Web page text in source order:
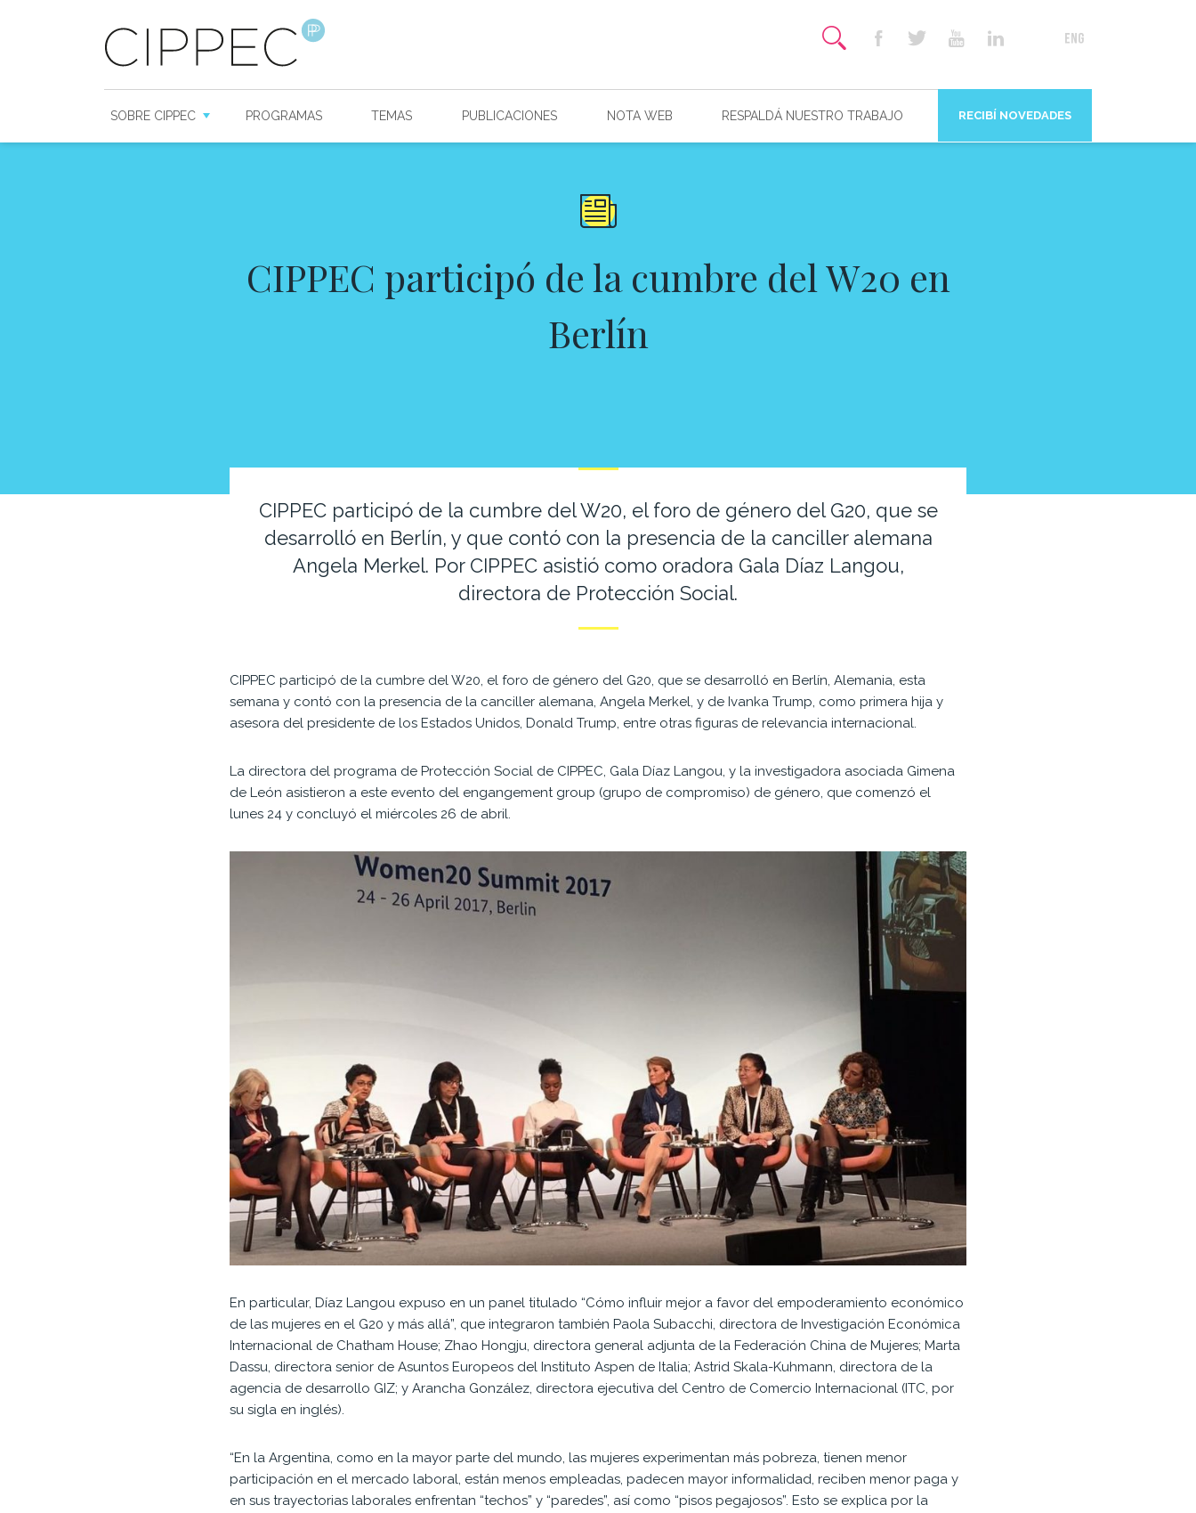
SOBRE CIPPEC PROGRAMAS TEMAS PUBLICACIONES NOTA WEB RESPALDÁ NUESTRO TRABAJO RECIBÍ NOVEDADES
CIPPEC participó de la cumbre del W20 en
Berlín
CIPPEC participó de la cumbre del W20, el foro de género del G20, que se
desarrolló en Berlín, y que contó con la presencia de la canciller alemana
Angela Merkel. Por CIPPEC asistió como oradora Gala Díaz Langou,
directora de Protección Social.
CIPPEC participó de la cumbre del W20, el foro de género del G20, que se desarrolló en Berlín, Alemania, esta
semana y contó con la presencia de la canciller alemana, Angela Merkel, y de Ivanka Trump, como primera hija y
asesora del presidente de los Estados Unidos, Donald Trump, entre otras figuras de relevancia internacional.
La directora del programa de Protección Social de CIPPEC, Gala Díaz Langou, y la investigadora asociada Gimena
de León asistieron a este evento del engangement group (grupo de compromiso) de género, que comenzó el
lunes 24 y concluyó el miércoles 26 de abril.
En particular, Díaz Langou expuso en un panel titulado “Cómo influir mejor a favor del empoderamiento económico
de las mujeres en el G20 y más allá”, que integraron también Paola Subacchi, directora de Investigación Económica
Internacional de Chatham House; Zhao Hongju, directora general adjunta de la Federación China de Mujeres; Marta
Dassu, directora senior de Asuntos Europeos del Instituto Aspen de Italia; Astrid Skala-Kuhmann, directora de la
agencia de desarrollo GIZ; y Arancha González, directora ejecutiva del Centro de Comercio Internacional (ITC, por
su sigla en inglés).
“En la Argentina, como en la mayor parte del mundo, las mujeres experimentan más pobreza, tienen menor
participación en el mercado laboral, están menos empleadas, padecen mayor informalidad, reciben menor paga y
en sus trayectorias laborales enfrentan “techos” y “paredes”, así como “pisos pegajosos”. Esto se explica por la